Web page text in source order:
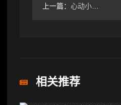
上一篇： 心动小镇【全图鉴】❗❗❗16个创意动物香薰位置
相关推荐